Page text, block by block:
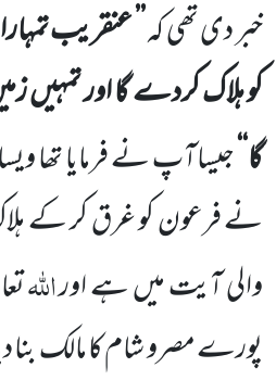
خبر دی تھی کہ’’ عنقریب
کو ہلاک کردے گا اور تمہیں
گا‘‘جیساآپ نے فرمایا تھا
نے فرعون کو غرق کر کے
والی آیت میں ہے اوراللہ
پورے مصرو شام کا مالک